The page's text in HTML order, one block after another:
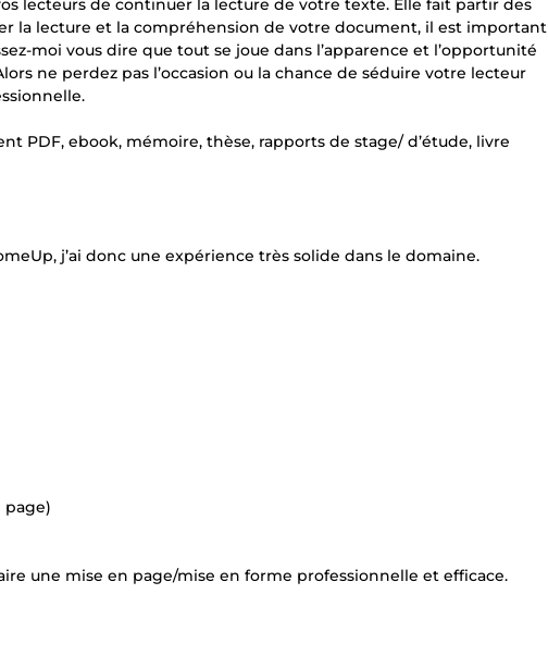
lecteurs de continuer la lecture de votre texte. Elle fait partir des
la lecture et la compréhension de votre document, il est important
moi vous dire que tout se joue dans l’apparence et l’opportunité
ne perdez pas l’occasion ou la chance de séduire votre lecteur
PDF, ebook, mémoire, thèse, rapports de stage/ d’étude, livre
j’ai donc une expérience très solide dans le domaine.
page)
une mise en page/mise en forme professionnelle et efficace.